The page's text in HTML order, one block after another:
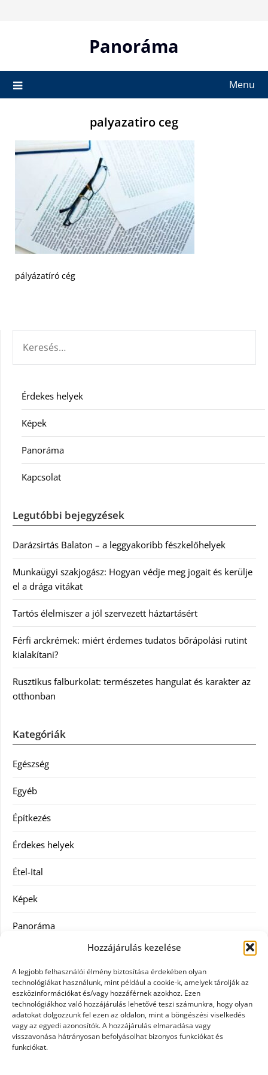
Hozzájárulás kezelése
A legjobb felhasználói élmény biztosítása érdekében olyan
technológiákat használunk, mint például a cookie-k, amelyek tárolják az
eszközinformációkat és/vagy hozzáférnek azokhoz. Ezen
technológiákhoz való hozzájárulás lehetővé teszi számunkra, hogy olyan
adatokat dolgozzunk fel ezen az oldalon, mint a böngészési viselkedés
vagy az egyedi azonosítók. A hozzájárulás elmaradása vagy
visszavonása hátrányosan befolyásolhat bizonyos funkciókat és
funkciókat.
Panoráma
Menu
palyazatiro ceg
pályázatíró cég
Érdekes helyek
Képek
Panoráma
Kapcsolat
Legutóbbi bejegyzések
Darázsirtás Balaton – a leggyakoribb fészkelőhelyek
Munkaügyi szakjogász: Hogyan védje meg jogait és kerülje
el a drága vitákat
Tartós élelmiszer a jól szervezett háztartásért
Férfi arckrémek: miért érdemes tudatos bőrápolási rutint
kialakítani?
Rusztikus falburkolat: természetes hangulat és karakter az
otthonban
Kategóriák
Egészség
Egyéb
Építkezés
Érdekes helyek
Étel-Ital
Képek
Panoráma
Szolgáltatás
Vásárlás
Webáruházak